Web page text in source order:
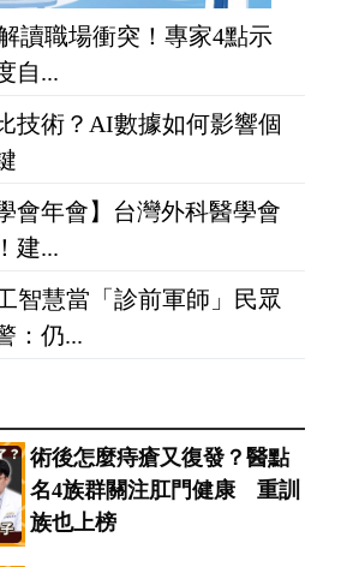
讀職場衝突！專家4點示
自...
技術？AI數據如何影響個
會年會】台灣外科醫學會
建...
智慧當「診前軍師」民眾
：仍...
術後怎麼痔瘡又復發？醫點
名4族群關注肛門健康 重訓
族也上榜